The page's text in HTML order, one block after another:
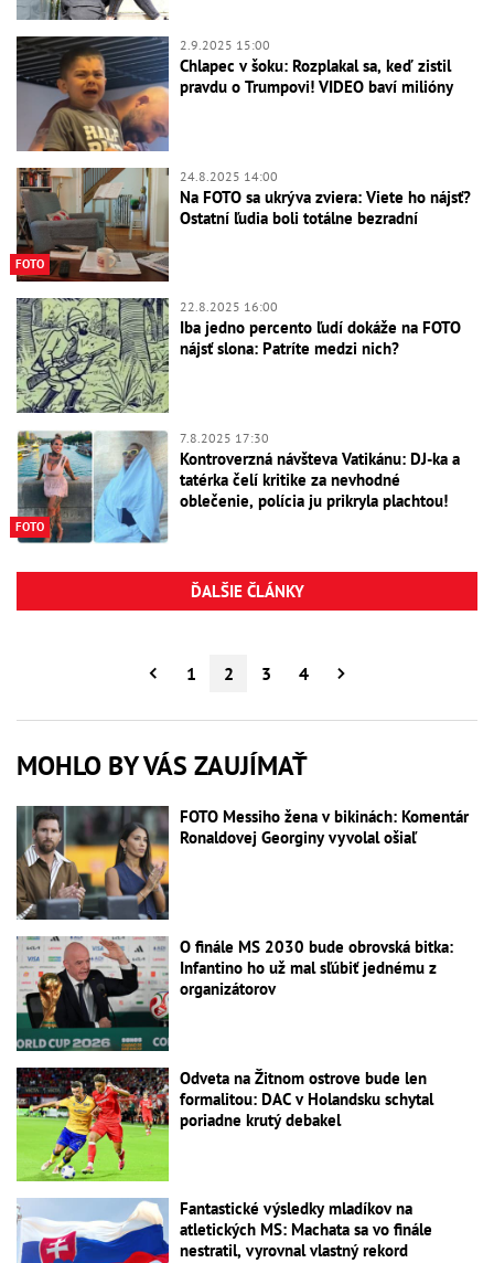
2.9.2025 15:00
Chlapec v šoku: Rozplakal sa, keď zistil
pravdu o Trumpovi! VIDEO baví milióny
FOTO
24.8.2025 14:00
Na FOTO sa ukrýva zviera: Viete ho nájsť?
Ostatní ľudia boli totálne bezradní
22.8.2025 16:00
Iba jedno percento ľudí dokáže na FOTO
nájsť slona: Patríte medzi nich?
FOTO
7.8.2025 17:30
Kontroverzná návšteva Vatikánu: DJ-ka a
tatérka čelí kritike za nevhodné
oblečenie, polícia ju prikryla plachtou!
ĎALŠIE ČLÁNKY
1 2 3 4
MOHLO BY VÁS ZAUJÍMAŤ
FOTO Messiho žena v bikinách: Komentár
Ronaldovej Georginy vyvolal ošiaľ
O finále MS 2030 bude obrovská bitka:
Infantino ho už mal sľúbiť jednému z
organizátorov
Odveta na Žitnom ostrove bude len
formalitou: DAC v Holandsku schytal
poriadne krutý debakel
Fantastické výsledky mladíkov na
atletických MS: Machata sa vo finále
nestratil, vyrovnal vlastný rekord